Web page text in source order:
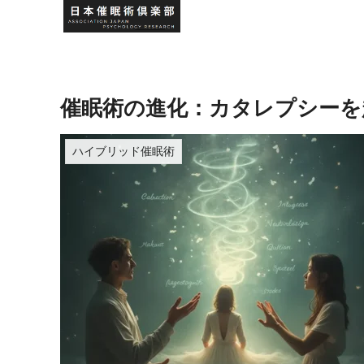
催眠術の進化：カタレプシー
ハイブリッド催眠術